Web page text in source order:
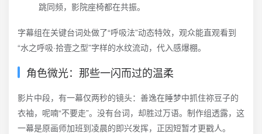
跳同频，影院座椅都在共振。
字幕组在关键台词处做了“呼吸法”动态特效，观众能直观看到
“水之呼吸·拾壹之型”字样的水纹流动，代入感爆棚。
角色微光：那些一闪而过的温柔
影片中段，有一幕仅两秒的镜头：善逸在睡梦中抓住祢豆子的
衣袖，呢喃“不要走”。没有台词，却胜过万语。制作组透露，这
一幕是原画师加班到凌晨的即兴发挥，正因短暂才更戳人。